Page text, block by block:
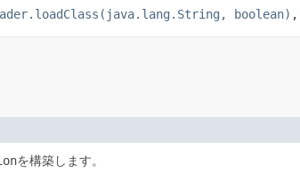
boolean) ,
を構築します。